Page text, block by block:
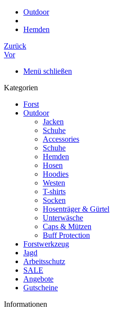
Outdoor
Hemden
Zurück
Vor
Menü schließen
Kategorien
Forst
Outdoor
Jacken
Schuhe
Accessories
Schuhe
Hemden
Hosen
Hoodies
Westen
T-shirts
Socken
Hosenträger & Gürtel
Unterwäsche
Caps & Mützen
Buff Protection
Forstwerkzeug
Jagd
Arbeitsschutz
SALE
Angebote
Gutscheine
Informationen